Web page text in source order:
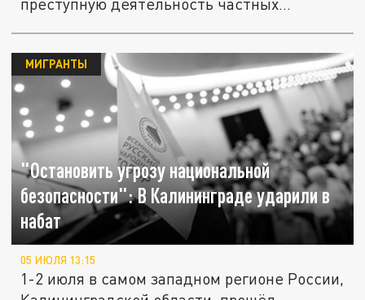
"Остановить угрозу национальной
безопасности": В Калининграде ударили в
набат
МИГРАНТЫ
05 ИЮЛЯ 13:15
1-2 июля в самом западном регионе России,